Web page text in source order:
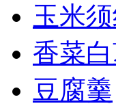
玉米
香菜
豆腐羹